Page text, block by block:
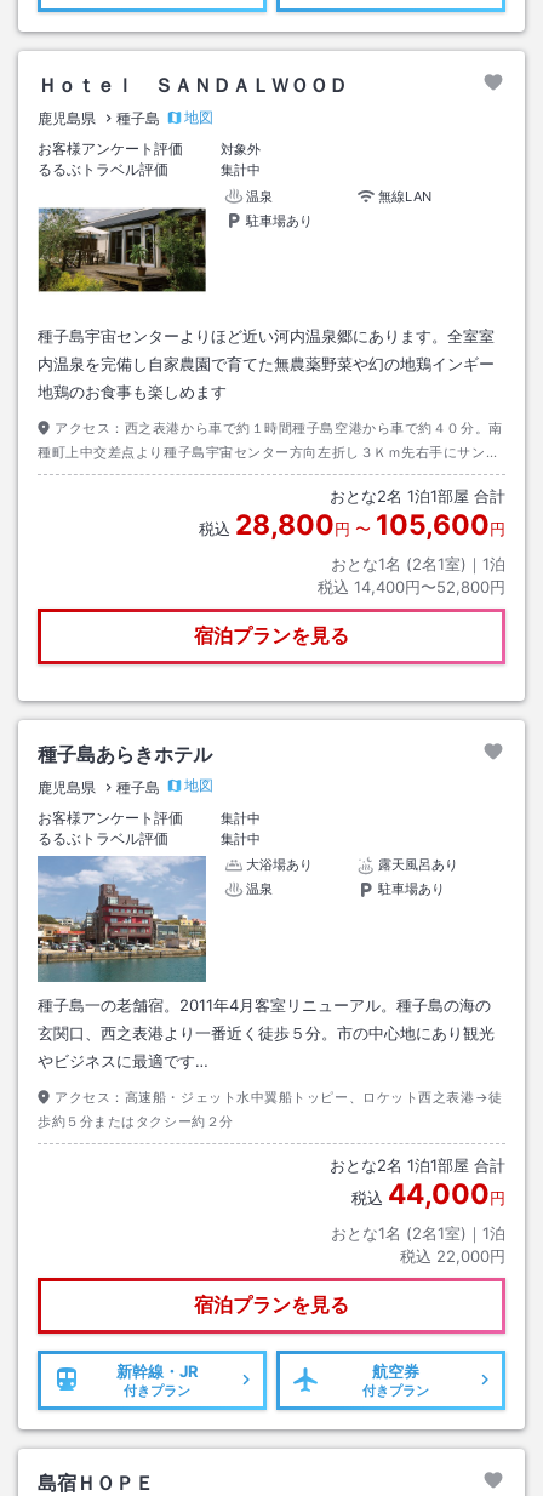
Ｈｏｔｅｌ ＳＡＮＤＡＬＷＯＯＤ
鹿児島県 種子島
地図
お客様アンケート評価
対象外
るるぶトラベル評価
集計中
温泉
無線LAN
駐車場あり
種子島宇宙センターよりほど近い河内温泉郷にあります。全室室
内温泉を完備し自家農園で育てた無農薬野菜や幻の地鶏インギー
地鶏のお食事も楽しめます
アクセス： 西之表港から車で約１時間種子島空港から車で約４０分。南
種町上中交差点より種子島宇宙センター方向左折し３Ｋｍ先右手にサンダ
ルウッドの看板があります。バスご利用の方は大和バス南種子島営業所で
おとな2名 1泊1部屋 合計
税込 28,800円 〜 105,600円
おとな1名 (2名1室)｜ 1泊
税込 14,400円〜52,800円
宿泊プランを見る
種子島あらきホテル
鹿児島県 種子島
地図
お客様アンケート評価
集計中
るるぶトラベル評価
集計中
大浴場あり
露天風呂あり
温泉
駐車場あり
種子島一の老舗宿。2011年4月客室リニューアル。種子島の海の
玄関口、西之表港より一番近く徒歩５分。市の中心地にあり観光
やビジネスに最適です…
アクセス： 高速船・ジェット水中翼船トッピー、ロケット西之表港→徒
歩約５分またはタクシー約２分
おとな2名 1泊1部屋 合計
税込 44,000円
おとな1名 (2名1室)｜ 1泊
税込 22,000円
宿泊プランを見る
新幹線・JR
付きプラン
航空券
付きプラン
島宿ＨＯＰＥ